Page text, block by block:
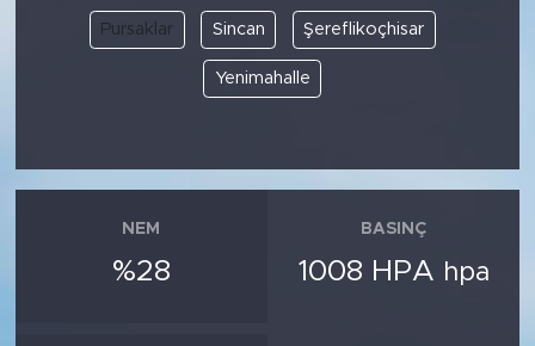
Pursaklar Sincan Şereflikoçhisar
Yenimahalle
NEM
%28
BASINÇ
1008 HPA hpa